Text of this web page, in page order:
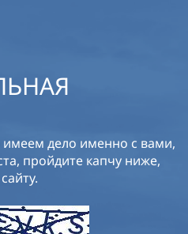
дело именно с вами,
пройдите капчу ниже,